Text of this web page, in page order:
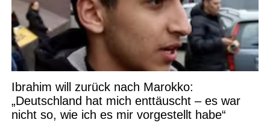
Ibrahim will zurück nach Marokko:
„Deutschland hat mich enttäuscht – es war
nicht so, wie ich es mir vorgestellt habe“